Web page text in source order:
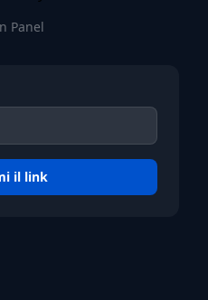
Panel
il link